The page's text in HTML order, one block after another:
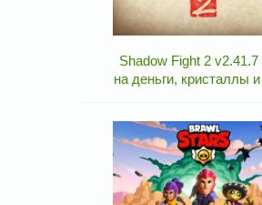
Shadow Fight 2
на деньги, кристаллы